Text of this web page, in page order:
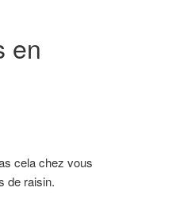
en
cela chez vous
de raisin.